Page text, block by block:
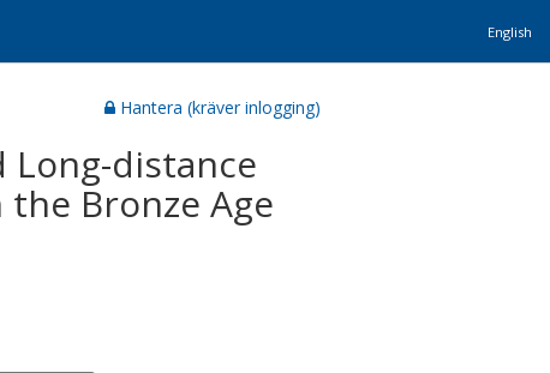
English
Hantera (kräver inlogging)
Long-distance
Bronze Age